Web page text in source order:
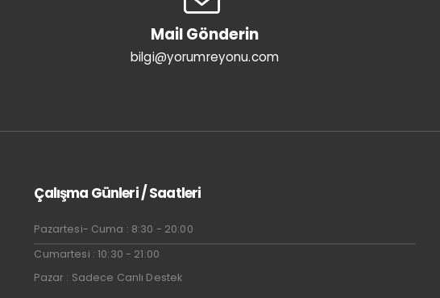
Mail Gönderin
bilgi@yorumreyonu.com
Çalışma Günleri / Saatleri
Pazartesi- Cuma : 8:30 - 20:00
Cumartesi : 10:30 - 21:00
Pazar : Sadece Canlı Destek